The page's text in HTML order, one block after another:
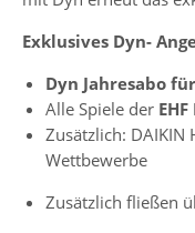
Exklusives Dyn-
Dyn Jahresabo
Alle Spiele der
Zusätzlich: DAIKIN
Wettbewerbe
Zusätzlich fließen